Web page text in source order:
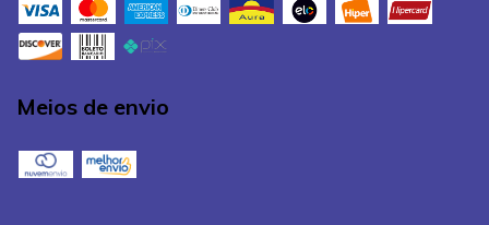
Meios de envio